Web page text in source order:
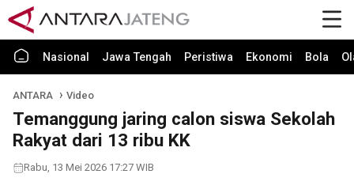
Nasional Jawa Tengah Peristiwa Ekonomi Bola
ANTARA Video
Temanggung jaring calon siswa Sekolah
Rakyat dari 13 ribu KK
Rabu, 13 Mei 2026 17:27 WIB